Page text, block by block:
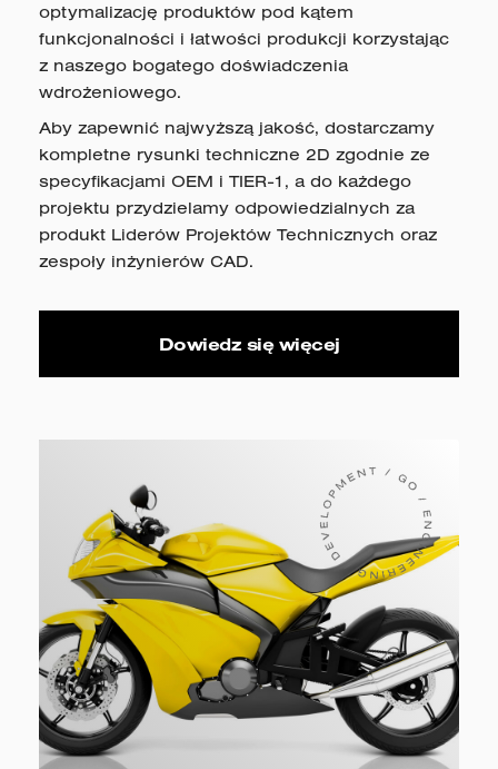
optymalizację produktów pod kątem
funkcjonalności i łatwości produkcji korzystając
z naszego bogatego doświadczenia
wdrożeniowego.
Aby zapewnić najwyższą jakość, dostarczamy
kompletne rysunki techniczne 2D zgodnie ze
specyfikacjami OEM i TIER-1, a do każdego
projektu przydzielamy odpowiedzialnych za
produkt Liderów Projektów Technicznych oraz
zespoły inżynierów CAD.
Dowiedz się więcej